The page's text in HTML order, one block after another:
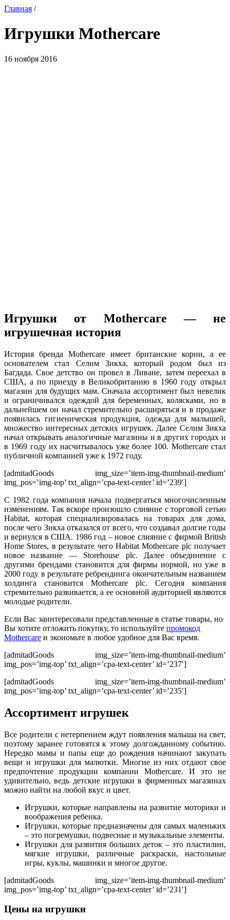
Главная /
Игрушки Mothercare
16 ноября 2016
Игрушки от Mothercare — не
игрушечная история
История бренда Mothercare имеет британские корни, а ее
основателем стал Селим Зикха, который родом был из
Багдада. Свое детство он провел в Ливане, затем переехал в
США, а по приезду в Великобританию в 1960 году открыл
магазин для будущих мам. Сначала ассортимент был невелик
и ограничивался одеждой для беременных, колясками, но в
дальнейшем он начал стремительно расширяться и в продаже
появилась гигиеническая продукция, одежда для малышей,
множество интересных детских игрушек. Далее Селим Зикха
начал открывать аналогичные магазины и в других городах и
в 1969 году их насчитывалось уже более 100. Mothercare стал
публичной компанией уже к 1972 году.
[admitadGoods img_size=’item-img-thumbnail-medium’
img_pos=’img-top’ txt_align=’cpa-text-center’ id=’239′]
С 1982 года компания начала подвергаться многочисленным
изменениям. Так вскоре произошло слияние с торговой сетью
Habitat, которая специализировалась на товарах для дома,
после чего Зикха отказался от всего, что создавал долгие годы
и вернулся в США. 1986 год – новое слияние с фирмой British
Home Stores, в результате чего Habitat Mothercare plc получает
новое название — Storehouse plc. Далее объединение с
другими брендами становится для фирмы нормой, но уже в
2000 году в результате ребрендинга окончательным названием
холдинга становится Mothercare plc. Сегодня компания
стремительно развивается, а ее основной аудиторией являются
молодые родители.
Если Вас заинтересовали представленные в статье товары, но
Вы хотите отложить покупку, то используйте промокод
Mothercare и экономьте в любое удобное для Вас время.
[admitadGoods img_size=’item-img-thumbnail-medium’
img_pos=’img-top’ txt_align=’cpa-text-center’ id=’237′]
[admitadGoods img_size=’item-img-thumbnail-medium’
img_pos=’img-top’ txt_align=’cpa-text-center’ id=’235′]
Ассортимент игрушек
Все родители с нетерпением ждут появления малыша на свет,
поэтому заранее готовятся к этому долгожданному событию.
Нередко мамы и папы еще до рождения начинают закупать
вещи и игрушки для малютки. Многие из них отдают свое
предпочтение продукции компании Mothercare. И это не
удивительно, ведь детские игрушки в фирменных магазинах
можно найти на любой вкус и цвет.
Игрушки, которые направлены на развитие моторики и
воображения ребенка.
Игрушки, которые предназначены для самых маленьких
– это погремушки, подвесные и музыкальные элементы.
Игрушки для развития больших деток – это пластилин,
мягкие игрушки, различные раскраски, настольные
игры, куклы, машинки и многое другое.
[admitadGoods img_size=’item-img-thumbnail-medium’
img_pos=’img-top’ txt_align=’cpa-text-center’ id=’231′]
Цены на игрушки